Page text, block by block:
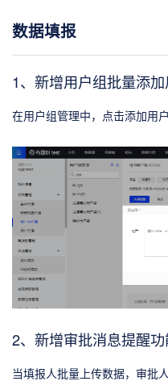
数据填报
1、新增用户组批量添
在用户组管理中，点击添加用
2、新增审批消息提醒
当填报人批量上传数据，审批